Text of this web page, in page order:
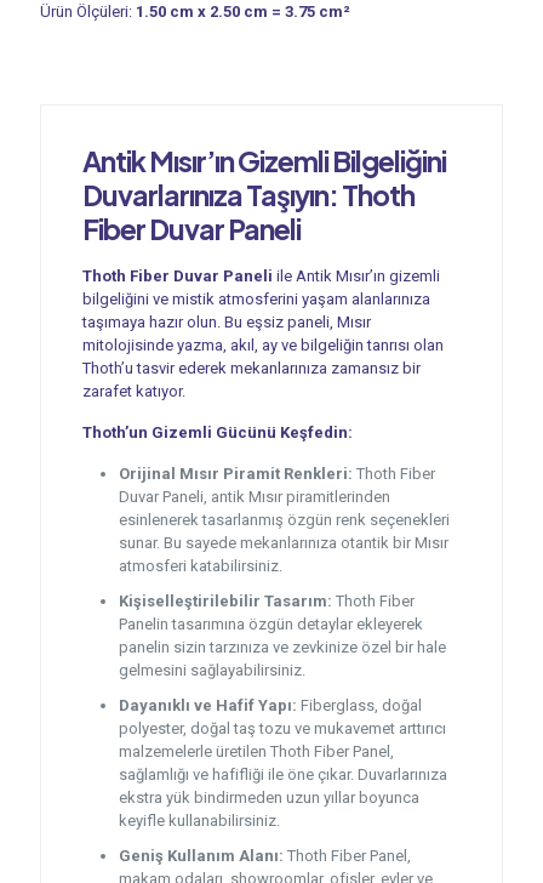
Ürün Ölçüleri: 1.50 cm x 2.50 cm = 3.75 cm²
Antik Mısır’ın Gizemli Bilgeliğini
Duvarlarınıza Taşıyın: Thoth
Fiber Duvar Paneli
Thoth Fiber Duvar Paneli ile Antik Mısır’ın gizemli
bilgeliğini ve mistik atmosferini yaşam alanlarınıza
taşımaya hazır olun. Bu eşsiz paneli, Mısır
mitolojisinde yazma, akıl, ay ve bilgeliğin tanrısı olan
Thoth’u tasvir ederek mekanlarınıza zamansız bir
zarafet katıyor.
Thoth’un Gizemli Gücünü Keşfedin:
Orijinal Mısır Piramit Renkleri: Thoth Fiber
Duvar Paneli, antik Mısır piramitlerinden
esinlenerek tasarlanmış özgün renk seçenekleri
sunar. Bu sayede mekanlarınıza otantik bir Mısır
atmosferi katabilirsiniz.
Kişiselleştirilebilir Tasarım: Thoth Fiber
Panelin tasarımına özgün detaylar ekleyerek
panelin sizin tarzınıza ve zevkinize özel bir hale
gelmesini sağlayabilirsiniz.
Dayanıklı ve Hafif Yapı: Fiberglass, doğal
polyester, doğal taş tozu ve mukavemet arttırıcı
malzemelerle üretilen Thoth Fiber Panel,
sağlamlığı ve hafifliği ile öne çıkar. Duvarlarınıza
ekstra yük bindirmeden uzun yıllar boyunca
keyifle kullanabilirsiniz.
Geniş Kullanım Alanı: Thoth Fiber Panel,
makam odaları, showroomlar, ofisler, evler ve